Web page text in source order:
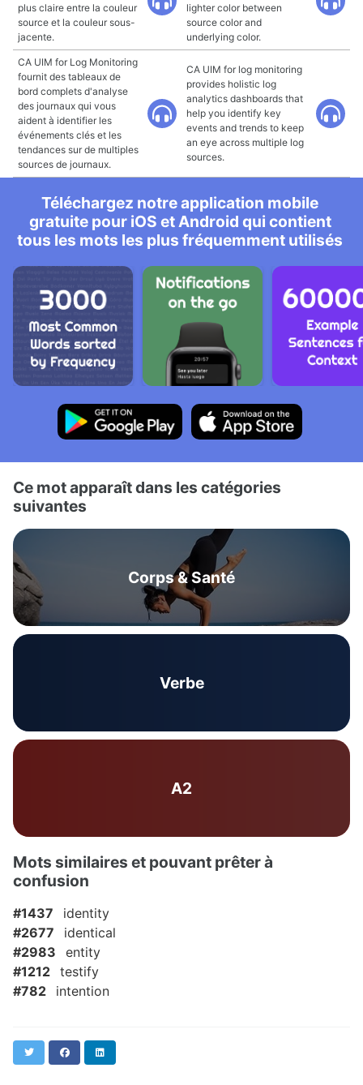
plus claire entre la couleur
source et la couleur sous-
jacente.
lighter color between
source color and
underlying color.
CA UIM for Log Monitoring
fournit des tableaux de
bord complets d'analyse
des journaux qui vous
aident à identifier les
événements clés et les
tendances sur de multiples
sources de journaux.
CA UIM for log monitoring
provides holistic log
analytics dashboards that
help you identify key
events and trends to keep
an eye across multiple log
sources.
Téléchargez notre application mobile
gratuite pour iOS et Android qui contient
tous les mots les plus fréquemment utilisés
Ce mot apparaît dans les catégories
suivantes
Corps & Santé
Verbe
A2
Mots similaires et pouvant prêter à
confusion
#1437
identity
#2677
identical
#2983
entity
#1212 testify
#782
intention
Twitter Facebook